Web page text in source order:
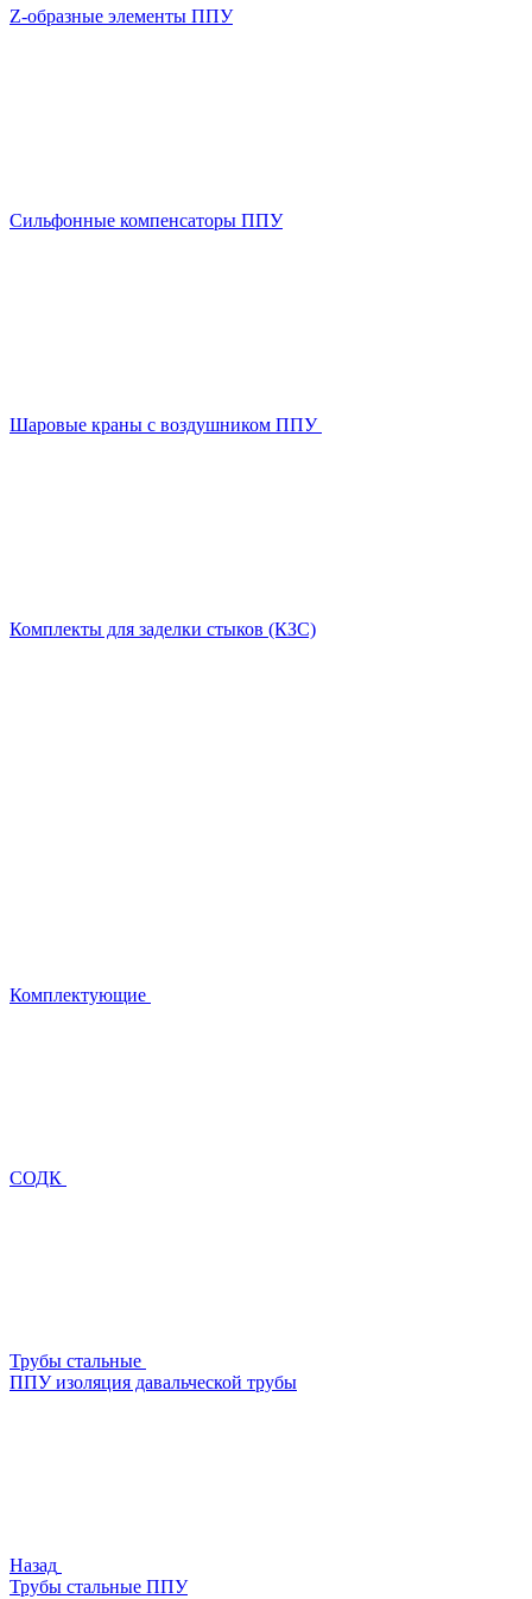
Z-образные элементы ППУ
Сильфонные компенсаторы ППУ
Шаровые краны с воздушником ППУ
Комплекты для заделки стыков (КЗС)
Комплектующие
СОДК
Трубы стальные
ППУ изоляция давальческой трубы
Назад
Трубы стальные ППУ